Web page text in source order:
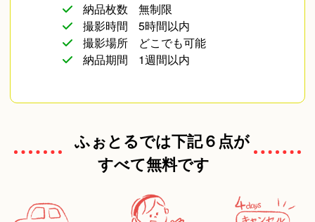
納品枚数
無制限
撮影時間
5時間以内
撮影場所
どこでも可能
納品期間
1週間以内
ふぉとるでは下記６点が
すべて無料です